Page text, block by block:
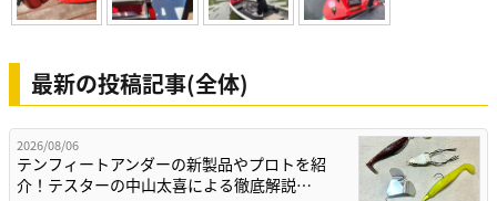
最新の投稿記事(全体)
2026/08/06
テンフィートアンダーの新製品やプロトを紹
介！テスターの中山太喜による徹底解説…